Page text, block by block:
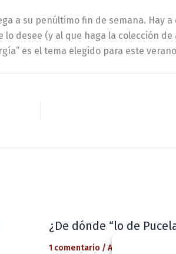
a su penúltimo fin de semana. Hay
desee (y al que haga la colección
es el tema elegido para este
¿De dónde “lo de
1 comentario / Actualidad